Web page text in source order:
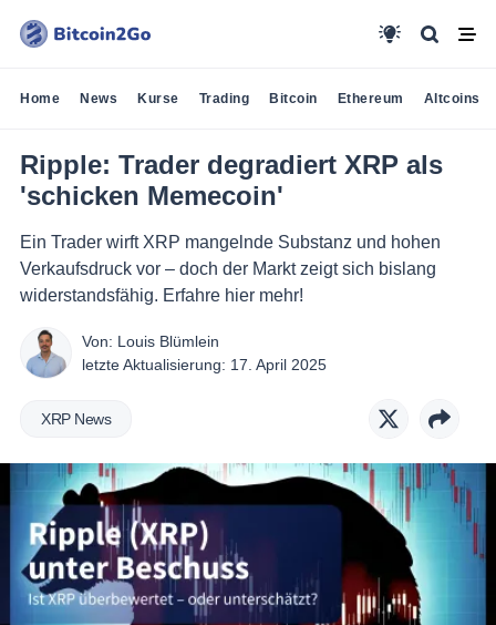
Home News Kurse Trading Bitcoin Ethereum Altcoins
Ripple: Trader degradiert XRP als
'schicken Memecoin'
Ein Trader wirft XRP mangelnde Substanz und hohen
Verkaufsdruck vor – doch der Markt zeigt sich bislang
widerstandsfähig. Erfahre hier mehr!
Von: Louis Blümlein
letzte Aktualisierung: 17. April 2025
XRP News